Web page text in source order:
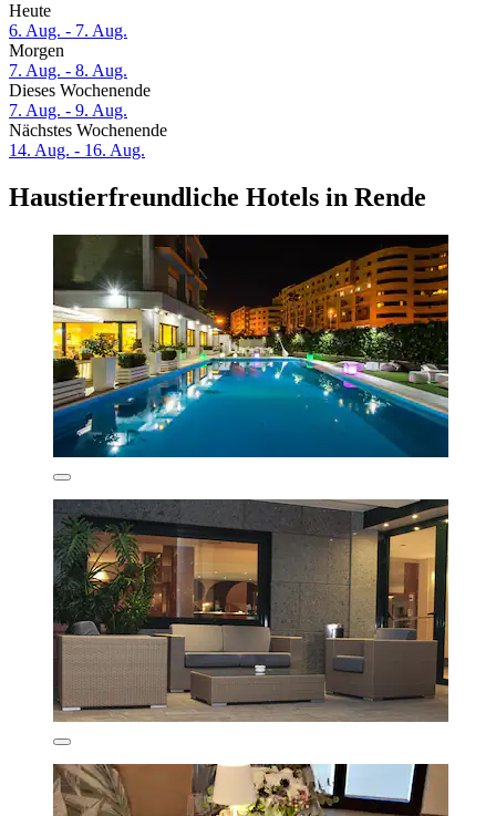
Heute
6. Aug. - 7. Aug.
Morgen
7. Aug. - 8. Aug.
Dieses Wochenende
7. Aug. - 9. Aug.
Nächstes Wochenende
14. Aug. - 16. Aug.
Haustierfreundliche Hotels in Rende